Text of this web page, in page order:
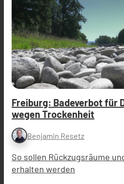
Freiburg: Badeverbot für
wegen Trockenheit
Benjamin Resetz
So sollen Rückzugsräume
erhalten werden